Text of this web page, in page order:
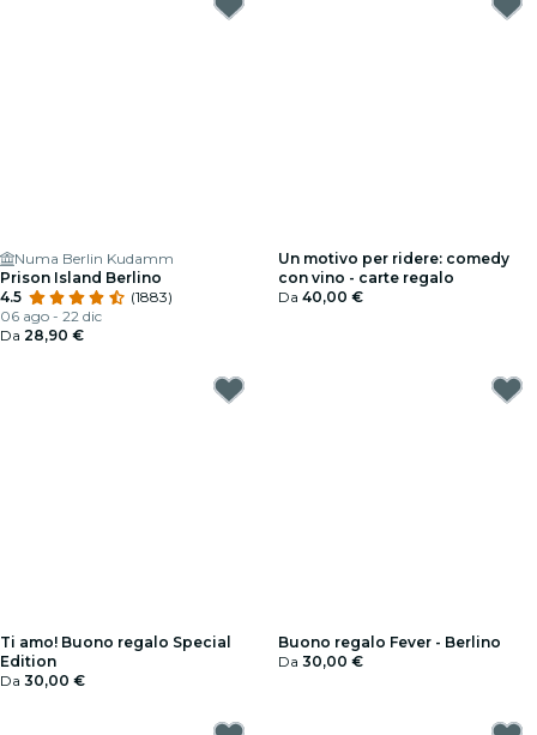
Numa Berlin Kudamm
Prison Island Berlino
4.5
(1883)
06 ago - 22 dic
Da 28,90 €
Un motivo per ridere: comedy
con vino - carte regalo
Da 40,00 €
Ti amo! Buono regalo Special
Edition
Da 30,00 €
Buono regalo Fever - Berlino
Da 30,00 €